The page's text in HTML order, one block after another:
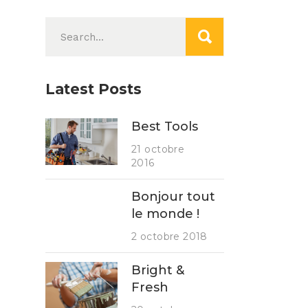
for:
Latest Posts
Best Tools
21 octobre
2016
Bonjour tout
le monde !
2 octobre 2018
Bright &
Fresh